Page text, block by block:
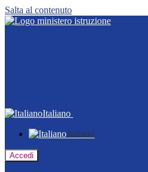
Salta al contenuto
Italiano
Italiano
Accedi